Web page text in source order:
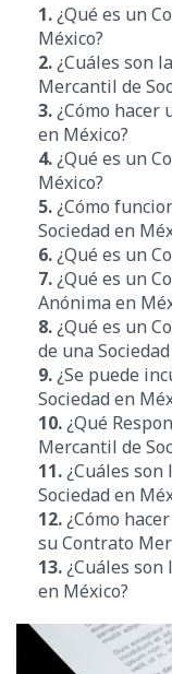
1.¿Qué es un
México?
2.¿Cuáles son
Mercantil de
3.¿Cómo hacer
en México?
4.¿Qué es un
México?
5.¿Cómo
Sociedad en
6.¿Qué es un
7.¿Qué es un
Anónima en
8.¿Qué es un
de una
9.¿Se puede
Sociedad en
10.¿Qué
Mercantil de
11.¿Cuáles
Sociedad en
12.¿Cómo
su Contrato
13.¿Cuáles
en México?